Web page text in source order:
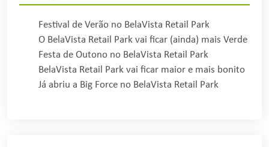
Festival de Verão no BelaVista Retail Park
O BelaVista Retail Park vai ficar (ainda) mais Verde
Festa de Outono no BelaVista Retail Park
BelaVista Retail Park vai ficar maior e mais bonito
Já abriu a Big Force no BelaVista Retail Park